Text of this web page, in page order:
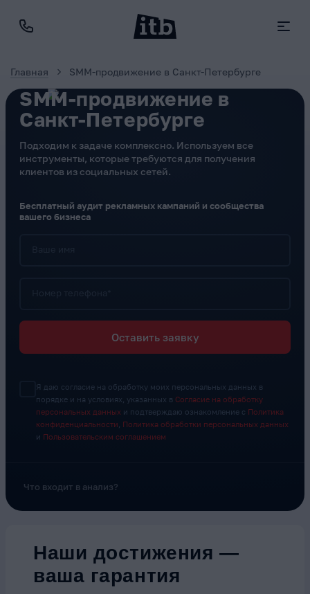
Главная SMM-продвижение в Санкт-Петербурге
SMM-продвижение в
Санкт-Петербурге
Подходим к задаче комплексно. Используем все
инструменты, которые требуются для получения
клиентов из социальных сетей.
Бесплатный аудит рекламных кампаний и сообщества
вашего бизнеса
Оставить заявку
Я даю согласие на обработку моих персональных данных в
порядке и на условиях, указанных в Согласие на обработку
персональных данных и подтверждаю ознакомление с Политика
конфиденциальности
Политика обработки персональных данных
и Пользовательским соглашением
Что входит в анализ?
Наши достижения —
ваша гарантия